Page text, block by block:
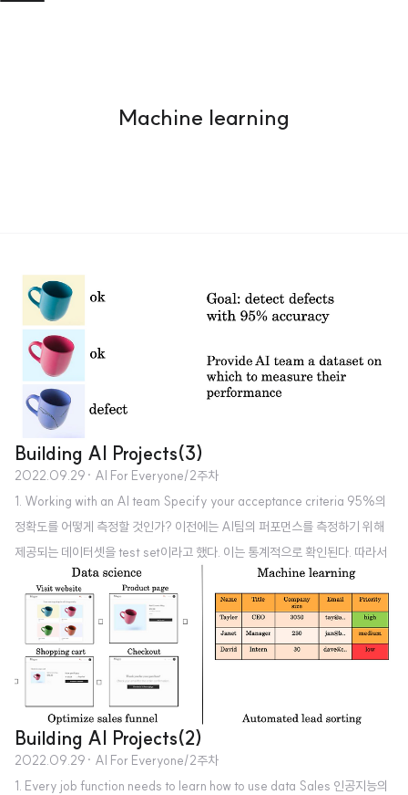
Machine learning
Building AI Projects(3)
2022.09.29 · AI For Everyone/2주차
1. Working with an AI team Specify your acceptance criteria 95%의
정확도를 어떻게 측정할 것인가? 이전에는 AI팀의 퍼포먼스를 측정하기 위해
제공되는 데이터셋을 test set이라고 했다. 이는 통계적으로 확인된다. 따라서
원하는 목표가 통계적으로 어떤 수치 달성을 원하는 것인지 명시할 필요가 있
다. How AI teams think about data training set은 A와 B를 mapping할
수 있도록 만드는 input이 된다. 이를 기반으로 획득한 learning 알고리즘을 te
st set에 적용한다. Ptifall: Expecting 100% accuracy 굉장히 작은 균열만
있더라도 defect로 탐지할 수 있는 애매한 문제들도 존재한..
Building AI Projects(2)
2022.09.29 · AI For Everyone/2주차
1. Every job function needs to learn how to use data Sales 인공지능의